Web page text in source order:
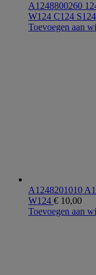
A1248800260
W124 C124 S124
Toevoegen aan
A1248201010
W124 € 10,00
Toevoegen aan